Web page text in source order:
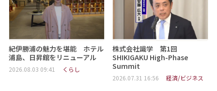
紀伊勝浦の魅力を堪能 ホテル
浦島、日昇館をリニューアル
2026.08.03 09:41 くらし
株式会社識学 第1回
SHIKIGAKU High-Phase
Summit
2026.07.31 16:56 経済/ビジネス